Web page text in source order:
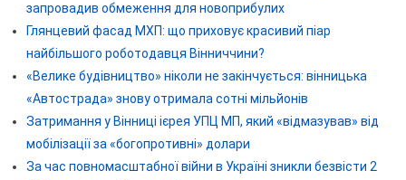
запровадив обмеження для новоприбулих
Глянцевий фасад МХП: що приховує красивий піар
найбільшого роботодавця Вінниччини?
«Велике будівництво» ніколи не закінчується: вінницька
«Автострада» знову отримала сотні мільйонів
Затримання у Вінниці ієрея УПЦ МП, який «відмазував» від
мобілізації за «богопротивні» долари
За час повномасштабної війни в Україні зникли безвісти 2